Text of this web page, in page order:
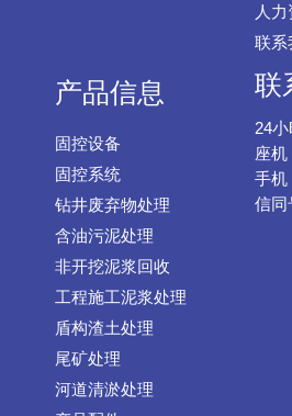
人力
联系
产品信息
固控设备
固控系统
钻井废弃物处理
含油污泥处理
非开挖泥浆回收
工程施工泥浆处理
盾构渣土处理
尾矿处理
河道清淤处理
联
24
座机
手机
信同